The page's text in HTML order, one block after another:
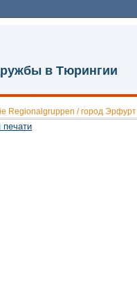
в Тюрингии
Regionalgruppen /город Эрфурт
печати